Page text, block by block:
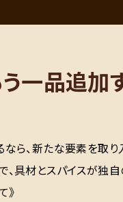
一品追加
ら、新たな要素を取り
具材とスパイスが独
》